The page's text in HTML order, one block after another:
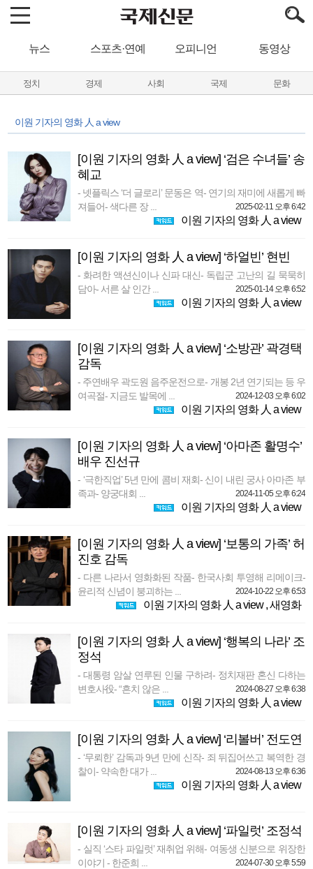
뉴스 스포츠·연예 오피니언 동영상
정치 경제 사회 국제 문화
이원 기자의 영화 人 a view
[이원 기자의 영화 人 a view] ‘검은 수녀들’ 송
혜교
- 넷플릭스 ‘더 글로리’ 문동은 역- 연기의 재미에 새롭게 빠
져들어- 색다른 장 ...
2025-02-11 오후 6:42
이원 기자의 영화 人 a view
[이원 기자의 영화 人 a view] ‘하얼빈’ 현빈
- 화려한 액션신이나 신파 대신- 독립군 고난의 길 묵묵히
담아- 서른 살 인간 ...
2025-01-14 오후 6:52
이원 기자의 영화 人 a view
[이원 기자의 영화 人 a view] ‘소방관’ 곽경택
감독
- 주연배우 곽도원 음주운전으로- 개봉 2년 연기되는 등 우
여곡절- 지금도 발목에 ...
2024-12-03 오후 6:02
이원 기자의 영화 人 a view
[이원 기자의 영화 人 a view] ‘아마존 활명수’
배우 진선규
- ‘극한직업’ 5년 만에 콤비 재회- 신이 내린 궁사 아마존 부
족과- 양궁대회 ...
2024-11-05 오후 6:24
이원 기자의 영화 人 a view
[이원 기자의 영화 人 a view] ‘보통의 가족’ 허
진호 감독
- 다른 나라서 영화화된 작품- 한국사회 투영해 리메이크-
윤리적 신념이 붕괴하는 ...
2024-10-22 오후 6:53
이원 기자의 영화 人 a view,새영화
[이원 기자의 영화 人 a view] ‘행복의 나라’ 조
정석
- 대통령 암살 연루된 인물 구하려- 정치재판 혼신 다하는
변호사役- “흔치 않은 ...
2024-08-27 오후 6:38
이원 기자의 영화 人 a view
[이원 기자의 영화 人 a view] ‘리볼버’ 전도연
- ‘무뢰한’ 감독과 9년 만에 신작- 죄 뒤집어쓰고 복역한 경
찰이- 약속한 대가 ...
2024-08-13 오후 6:36
이원 기자의 영화 人 a view
[이원 기자의 영화 人 a view] ‘파일럿’ 조정석
- 실직 ‘스타 파일럿’ 재취업 위해- 여동생 신분으로 위장한
이야기 - 한준희 ...
2024-07-30 오후 5:59